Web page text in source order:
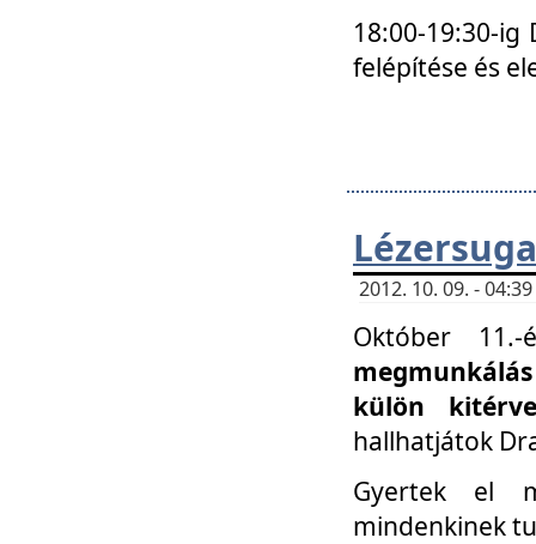
18:00-19:30-
felépítése és
2012. 10. 09. -
Október
külön
hallhatjátok
Gyertek el
mindenkinek